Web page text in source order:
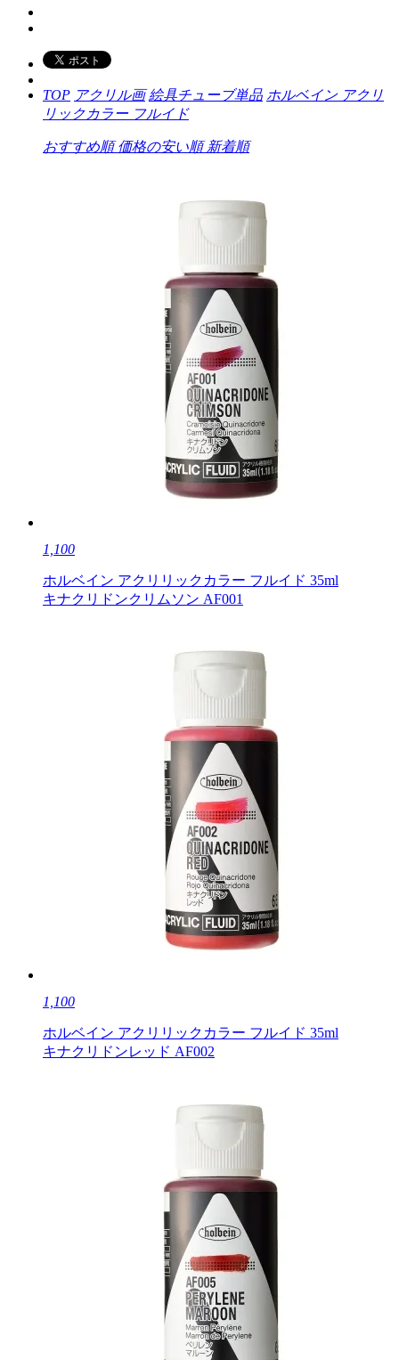
TOP アクリル画 絵具チューブ単品 ホルベイン アクリ
リックカラー フルイド
おすすめ順 価格の安い順 新着順
1,100
ホルベイン アクリリックカラー フルイド 35ml
キナクリドンクリムソン AF001
1,100
ホルベイン アクリリックカラー フルイド 35ml
キナクリドンレッド AF002